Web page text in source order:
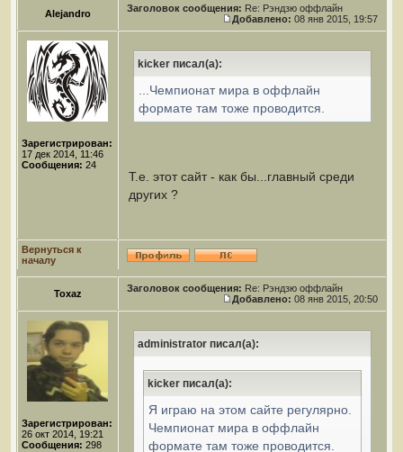
Alejandro Заголовок сообщения: Re: Рэндзю оффлайн
Добавлено: 08 янв 2015, 19:57
Зарегистрирован:
17 дек 2014, 11:46
Сообщения: 24
kicker писал(а):
...Чемпионат мира в оффлайн
формате там тоже проводится.
Т.е. этот сайт - как бы...главный среди
других ?
Вернуться к
началу
Toxaz Заголовок сообщения: Re: Рэндзю оффлайн
Добавлено: 08 янв 2015, 20:50
Зарегистрирован:
26 окт 2014, 19:21
Сообщения: 298
administrator писал(а):
kicker писал(а):
Я играю на этом сайте регулярно.
Чемпионат мира в оффлайн
формате там тоже проводится.